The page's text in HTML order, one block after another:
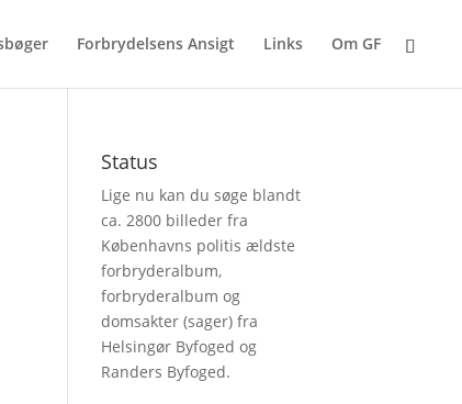
Forbrydelsens Ansigt Links Om GF
Status
Lige nu kan du søge blandt
ca. 2800 billeder fra
Københavns politis ældste
forbryderalbum,
forbryderalbum og
domsakter (sager) fra
Helsingør Byfoged og
Randers Byfoged.